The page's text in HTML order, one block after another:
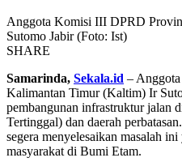
Anggota Komisi III DPRD
Sutomo Jabir (Foto: Ist)
SHARE
Samarinda, Sekala.id –
Kalimantan Timur (Kaltim) Ir
pembangunan infrastruktur jalan
Tertinggal) dan daerah
segera menyelesaikan masalah
masyarakat di Bumi Etam.